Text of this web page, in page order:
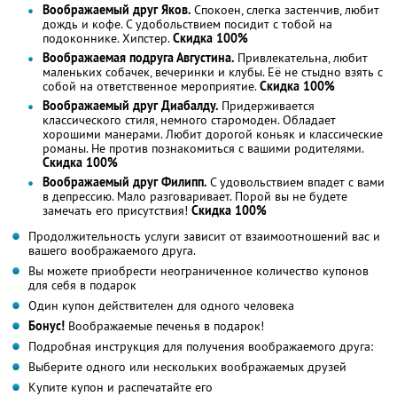
Воображаемый друг Яков. Спокоен, слегка застенчив, любит
дождь и кофе. С удобольствием посидит с тобой на
подоконнике. Хипстер.Скидка 100%
Воображаемая подруга Августина. Привлекательна, любит
маленьких собачек, вечеринки и клубы. Её не стыдно взять с
собой на ответственное мероприятие.Скидка 100%
Воображаемый друг Диабалду. Придерживается
классического стиля, немного старомоден. Обладает
хорошими манерами. Любит дорогой коньяк и классические
романы. Не против познакомиться с вашими родителями.
Скидка 100%
Воображаемый друг Филипп. С удовольствием впадет с вами
в депрессию. Мало разговаривает. Порой вы не будете
замечать его присутствия! Скидка 100%
Продолжительность услуги зависит от взаимоотношений вас и
вашего воображаемого друга.
Вы можете приобрести неограниченное количество купонов
для себя в подарок
Один купон действителен для одного человека
Бонус! Воображаемые печенья в подарок!
Подробная инструкция для получения воображаемого друга:
Выберите одного или нескольких воображаемых друзей
Купите купон и распечатайте его